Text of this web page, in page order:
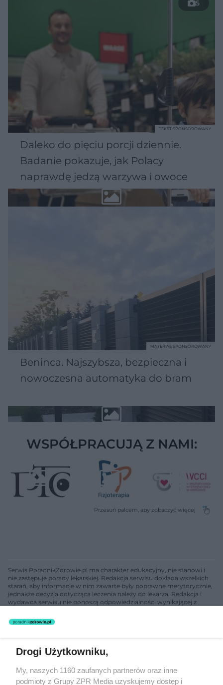
5
Daleko do pięciu porcji dziennie.
Badanie pokazuje, jak Polacy
naprawdę jedzą warzywa i owoce
TEKST SPONSOROWANY
Beninca. Najszybsza, bezpieczna i
nowoczesna automatyka do bram
MATERIAŁ SPONSOROWANY
WSPÓŁPRACUJĄ Z NAMI:
Serwis PoradnikZdrowie.pl ma charakter edukacyjny, nie stanowi i
nie zastępuje porady lekarskiej. Redakcja serwisu dokłada wszelkich
starań, aby informacje w nim zawarte były poprawne merytorycznie,
jednakże decyzja dotycząca leczenia należy do lekarza. Redakcja i
wydawca serwisu nie ponoszą odpowiedzialności wynikającej z
nie prowadzi działalności leczniczej polegającej na udzielaniu
świadczeń zdrowotnych w rozumieniu art. 3 ust 1 ustawy o
Żaden utwór zamieszczony w serwisie nie może być powielany i
rozpowszechniany lub dalej rozpowszechniany w jakikolwiek sposób
(w tym także elektroniczny lub mechaniczny) na jakimkolwiek polu
Drogi Użytkowniku,
My, naszych 1160 zaufanych partnerów oraz inne
podmioty z Grupy ZPR Media uzyskujemy dostęp i